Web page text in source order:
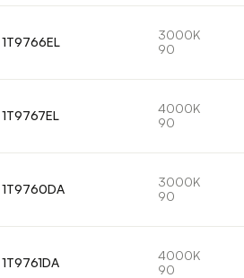
1T9766EL
3000K
90
1T9767EL
4000K
90
1T9760DA
3000K
90
1T9761DA
4000K
90